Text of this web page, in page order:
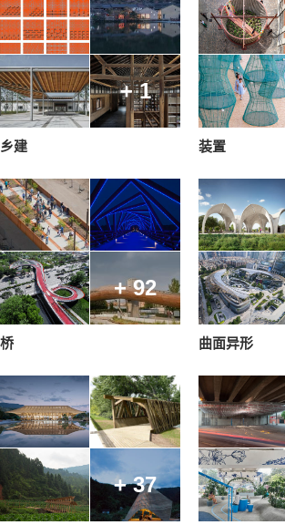
+ 1
乡建 装置
+ 92
桥 曲面异形
+ 37